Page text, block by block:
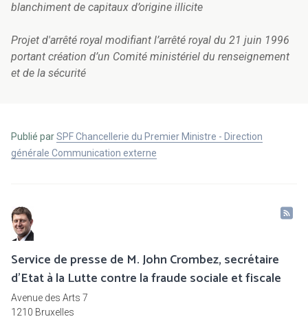
blanchiment de capitaux d’origine illicite
Projet d'arrêté royal modifiant l’arrêté royal du 21 juin 1996
portant création d’un Comité ministériel du renseignement
et de la sécurité
Publié parSPF Chancellerie du Premier Ministre - Direction
générale Communication externe
Service de presse de M. John Crombez, secrétaire
d'Etat à la Lutte contre la fraude sociale et fiscale
Avenue des Arts 7
1210 Bruxelles